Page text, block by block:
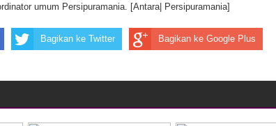
umum Persipuramania. [Antara| Persipuramania]
Bagikan ke Twitter Bagikan ke Google Plus